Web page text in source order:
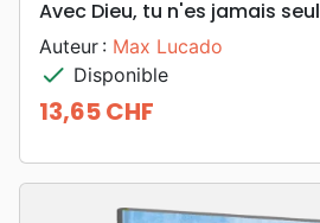
Avec Dieu, tu n'es jamais seul
Auteur : Max Lucado
check Disponible
Prix
13,65 CHF